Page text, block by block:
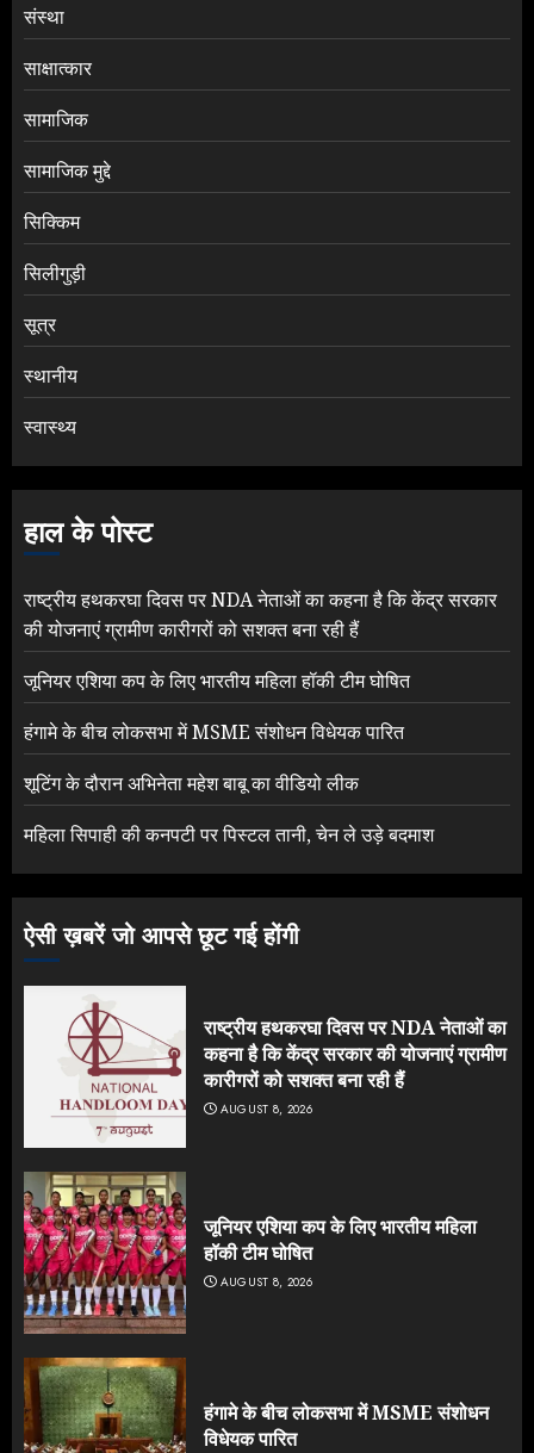
संस्था
साक्षात्कार
सामाजिक
सामाजिक मुद्दे
सिक्किम
सिलीगुड़ी
सूत्र
स्थानीय
स्वास्थ्य
हाल के पोस्ट
राष्ट्रीय हथकरघा दिवस पर NDA नेताओं का कहना है कि केंद्र सरकार
की योजनाएं ग्रामीण कारीगरों को सशक्त बना रही हैं
जूनियर एशिया कप के लिए भारतीय महिला हॉकी टीम घोषित
हंगामे के बीच लोकसभा में MSME संशोधन विधेयक पारित
शूटिंग के दौरान अभिनेता महेश बाबू का वीडियो लीक
महिला सिपाही की कनपटी पर पिस्टल तानी, चेन ले उड़े बदमाश
ऐसी ख़बरें जो आपसे छूट गई होंगी
राष्ट्रीय हथकरघा दिवस पर NDA नेताओं का
कहना है कि केंद्र सरकार की योजनाएं ग्रामीण
कारीगरों को सशक्त बना रही हैं
AUGUST 8, 2026
जूनियर एशिया कप के लिए भारतीय महिला
हॉकी टीम घोषित
AUGUST 8, 2026
हंगामे के बीच लोकसभा में MSME संशोधन
विधेयक पारित